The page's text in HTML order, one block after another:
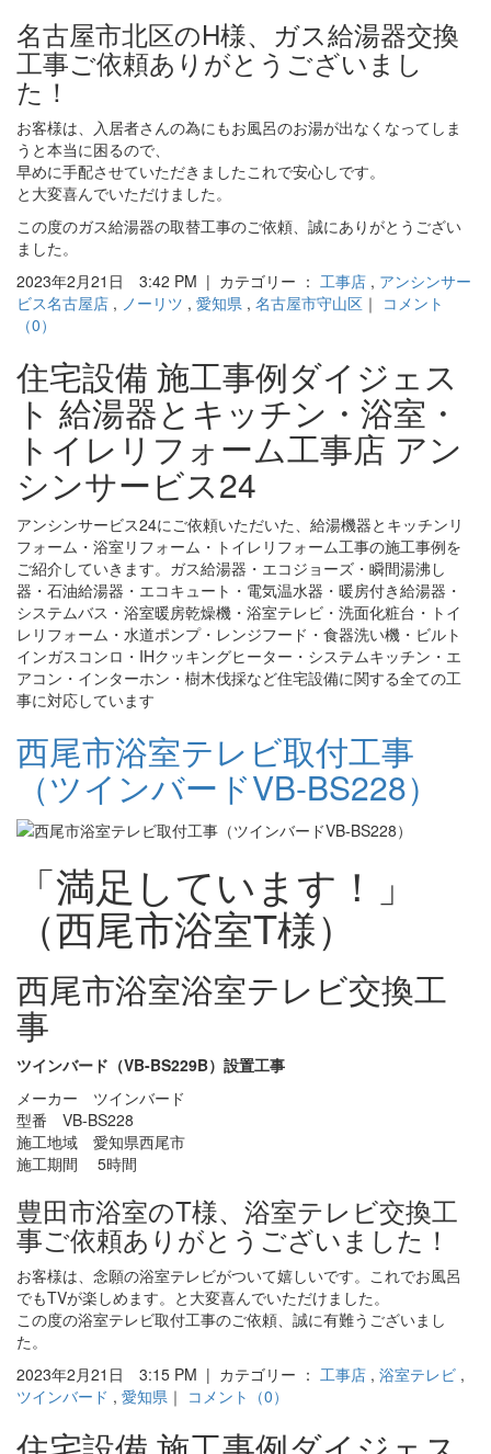
名古屋市北区のH様、ガス給湯器交換
工事ご依頼ありがとうございまし
た！
お客様は、入居者さんの為にもお風呂のお湯が出なくなってしま
うと本当に困るので、
早めに手配させていただきましたこれで安心しです。
と大変喜んでいただけました。
この度のガス給湯器の取替工事のご依頼、誠にありがとうござい
ました。
2023年2月21日 3:42 PM | カテゴリー ： 工事店 , アンシンサー
ビス名古屋店 , ノーリツ , 愛知県 , 名古屋市守山区 ｜ コメント
（0）
住宅設備 施工事例ダイジェス
ト 給湯器とキッチン・浴室・
トイレリフォーム工事店 アン
シンサービス24
アンシンサービス24にご依頼いただいた、給湯機器とキッチンリ
フォーム・浴室リフォーム・トイレリフォーム工事の施工事例を
ご紹介していきます。ガス給湯器・エコジョーズ・瞬間湯沸し
器・石油給湯器・エコキュート・電気温水器・暖房付き給湯器・
システムバス・浴室暖房乾燥機・浴室テレビ・洗面化粧台・トイ
レリフォーム・水道ポンプ・レンジフード・食器洗い機・ビルト
インガスコンロ・IHクッキングヒーター・システムキッチン・エ
アコン・インターホン・樹木伐採など住宅設備に関する全ての工
事に対応しています
西尾市浴室テレビ取付工事
（ツインバードVB-BS228）
「満足しています！」
（西尾市浴室T様）
西尾市浴室浴室テレビ交換工
事
ツインバード（VB-BS229B）設置工事
メーカー ツインバード
型番 VB-BS228
施工地域 愛知県西尾市
施工期間 5時間
豊田市浴室のT様、浴室テレビ交換工
事ご依頼ありがとうございました！
お客様は、念願の浴室テレビがついて嬉しいです。これでお風呂
でもTVが楽しめます。と大変喜んでいただけました。
この度の浴室テレビ取付工事のご依頼、誠に有難うございまし
た。
2023年2月21日 3:15 PM | カテゴリー ： 工事店 , 浴室テレビ ,
ツインバード , 愛知県 ｜ コメント（0）